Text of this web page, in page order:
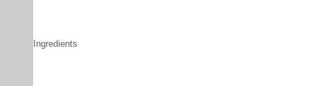
Ingredients